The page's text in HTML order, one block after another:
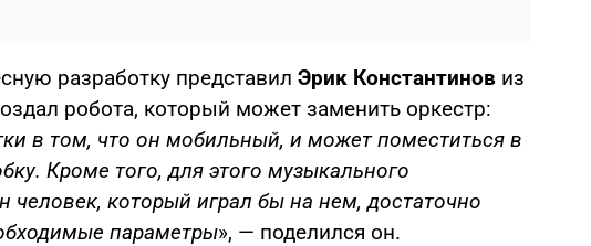
разработку представил Эрик Константинов из
робота, который может заменить оркестр:
в том, что он мобильный, и может поместиться в
Кроме того, для этого музыкального
человек, который играл бы на нем, достаточно
параметры», — поделился он.